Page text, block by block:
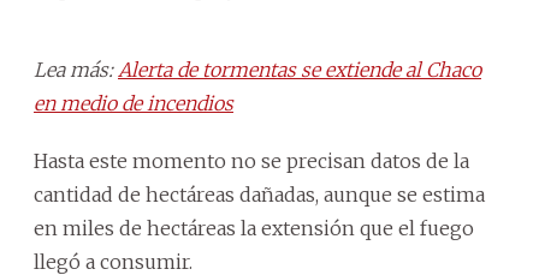
Lea más: Alerta de tormentas se extiende al Chaco
en medio de incendios
Hasta este momento no se precisan datos de la
cantidad de hectáreas dañadas, aunque se estima
en miles de hectáreas la extensión que el fuego
llegó a consumir.